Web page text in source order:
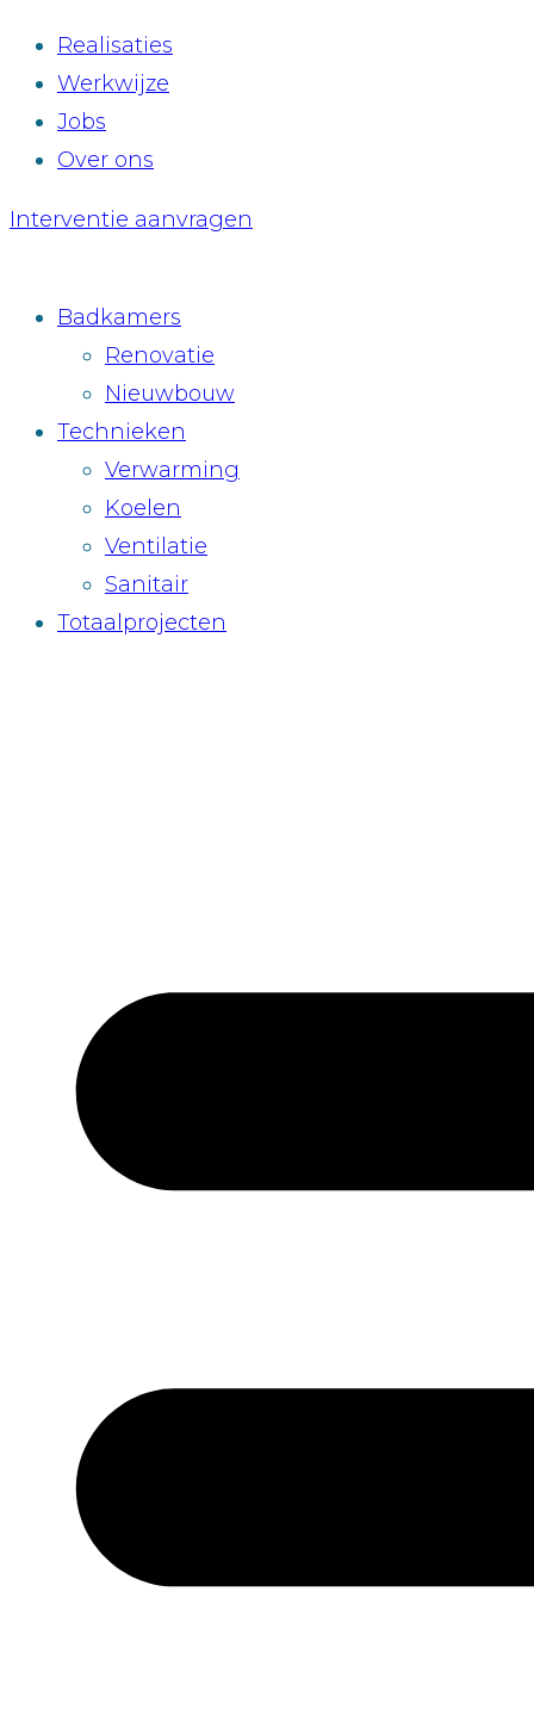
Realisaties
Werkwijze
Jobs
Over ons
Interventie aanvragen
Badkamers
Renovatie
Nieuwbouw
Technieken
Verwarming
Koelen
Ventilatie
Sanitair
Totaalprojecten